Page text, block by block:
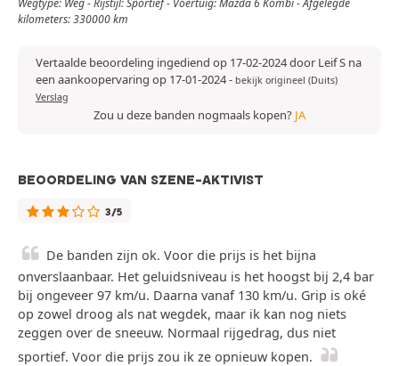
Wegtype: Weg - Rijstijl: Sportief - Voertuig: Mazda 6 Kombi - Afgelegde
kilometers: 330000 km
Vertaalde beoordeling ingediend op 17-02-2024 door Leif S na
een aankoopervaring op 17-01-2024- bekijk origineel (Duits)
Verslag
Zou u deze banden nogmaals kopen? JA
BEOORDELING VAN SZENE-AKTIVIST
3/5
De banden zijn ok. Voor die prijs is het bijna
onverslaanbaar. Het geluidsniveau is het hoogst bij 2,4 bar
bij ongeveer 97 km/u. Daarna vanaf 130 km/u. Grip is oké
op zowel droog als nat wegdek, maar ik kan nog niets
zeggen over de sneeuw. Normaal rijgedrag, dus niet
sportief. Voor die prijs zou ik ze opnieuw kopen.